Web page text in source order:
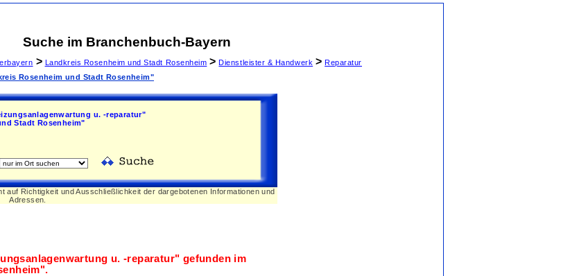
Suche im Branchenbuch-Bayern
> Landkreis Rosenheim und Stadt Rosenheim > Dienstleister & Handwerk > Reparatur
Rosenheim und Stadt Rosenheim"
u. -reparatur"
Stadt Rosenheim"
auf Richtigkeit und Ausschließlichkeit der dargebotenen Informationen und
Adressen.
u. -reparatur" gefunden im
.